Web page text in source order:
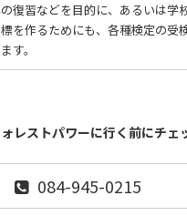
復習などを目的に、あるいは学
を作るためにも、各種検定の受
す。
レストパワーに行く前にチェ
084-945-0215